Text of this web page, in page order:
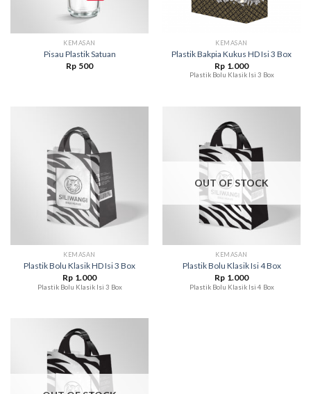
KEMASAN
Pisau Plastik Satuan
Rp 500
KEMASAN
Plastik Bakpia Kukus HD Isi 3 Box
Rp 1.000
Plastik Bolu Klasik Isi 3 Box
KEMASAN
Plastik Bolu Klasik HD Isi 3 Box
Rp 1.000
Plastik Bolu Klasik Isi 3 Box
OUT OF STOCK
KEMASAN
Plastik Bolu Klasik Isi 4 Box
Rp 1.000
Plastik Bolu Klasik Isi 4 Box